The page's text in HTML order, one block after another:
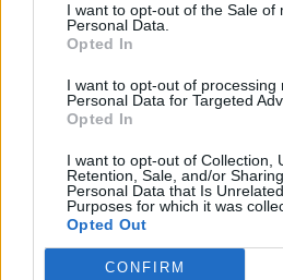
I want to opt-out of the Sale of
Personal Data.
Opted In
I want to opt-out of processing
Personal Data for Targeted
Opted In
I want to opt-out of Collection,
Retention, Sale, and/or
Personal Data that Is
Purposes for which it was
Opted Out
CONFIRM
sudėtingesnis“.
„Man būna pikta skaityti
nes kas jiems suteikia
viršesniais? Ir negali kokia
šeimininkė, stebėdama
kruizinio laivo denio,
svarbaus ir jaudinamo, o